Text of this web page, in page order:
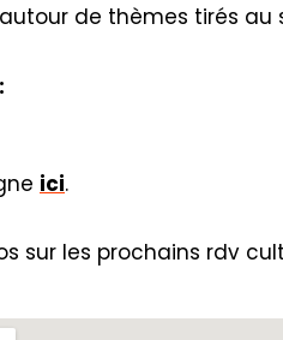
de thèmes tirés au
ici.
sur les prochains rdv